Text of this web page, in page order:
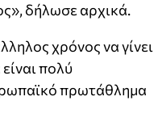
δήλωσε αρχικά.
χρόνος να
πολύ
πρωτάθλημα